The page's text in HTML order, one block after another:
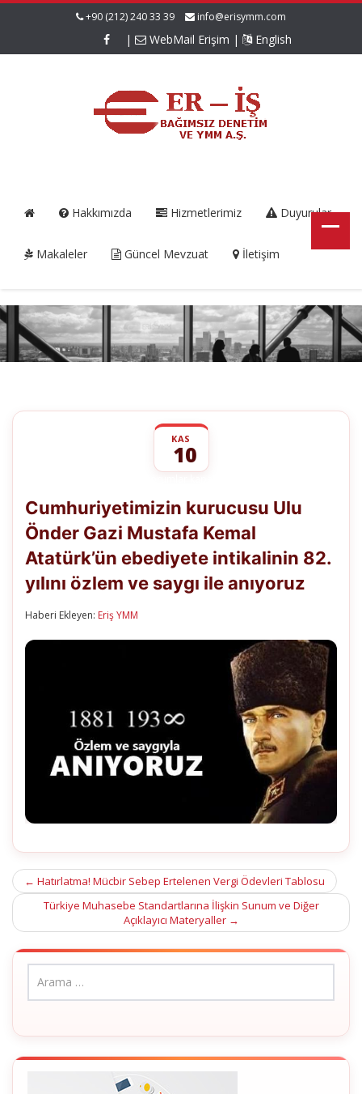
+90 (212) 240 33 39 info@erisymm.com
| WebMail Erişim | English
Hakkımızda Hizmetlerimiz Duyurular
Makaleler Güncel Mevzuat İletişim
KAS
10
Ulu
Gazi
Kemal
ebediyete
özlem
için
Cumhuriyetimizin kurucusu Ulu
Önder Gazi Mustafa Kemal
Atatürk’ün ebediyete intikalinin 82.
yılını özlem ve saygı ile anıyoruz
Haberi Ekleyen: Eriş YMM
Post
navigation
← Hatırlatma! Mücbir Sebep Ertelenen Vergi Ödevleri Tablosu
Türkiye Muhasebe Standartlarına İlişkin Sunum ve Diğer
Açıklayıcı Materyaller →